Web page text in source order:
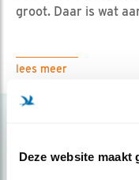
Deze website maakt
groot. Daar is wat
lees meer